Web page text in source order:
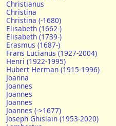
Christianus
Christina
Christina (-1680)
Elisabeth (1662-)
Elisabeth (1739-)
Erasmus (1687-)
Frans Lucianus (1927-2004)
Henri (1922-1995)
Hubert Herman (1915-1996)
Joanna
Joannes
Joannes
Joannes
Joannes (->1677)
Joseph Ghislain (1953-2020)